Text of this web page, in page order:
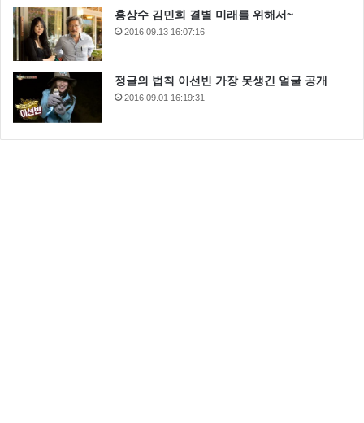
홍상수 김민희 결별 미래를 위해서~
2016.09.13 16:07:16
정글의 법칙 이선빈 가장 못생긴 얼굴 공개
2016.09.01 16:19:31